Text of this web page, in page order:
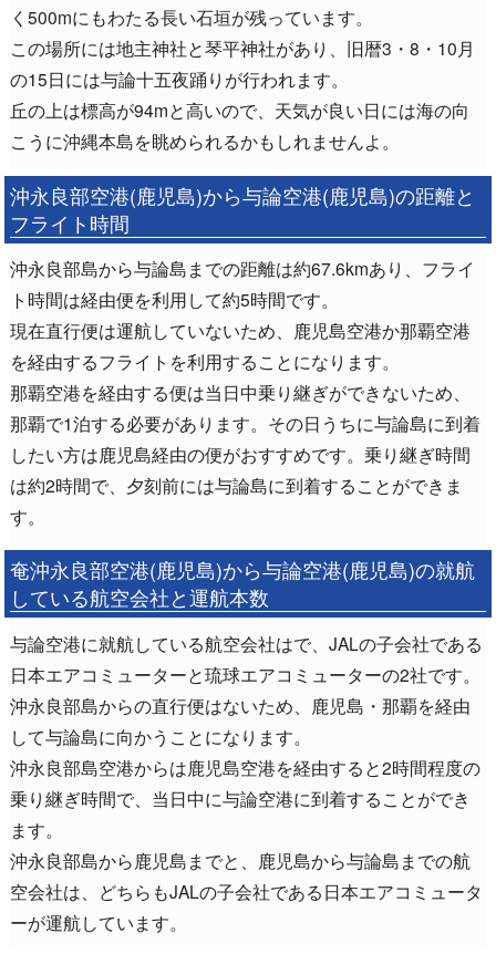
く500mにもわたる長い石垣が残っています。
この場所には地主神社と琴平神社があり、旧暦3・8・10月
の15日には与論十五夜踊りが行われます。
丘の上は標高が94mと高いので、天気が良い日には海の向
こうに沖縄本島を眺められるかもしれませんよ。
沖永良部空港(鹿児島)から与論空港(鹿児島)の距離と
フライト時間
沖永良部島から与論島までの距離は約67.6kmあり、フライ
ト時間は経由便を利用して約5時間です。
現在直行便は運航していないため、鹿児島空港か那覇空港
を経由するフライトを利用することになります。
那覇空港を経由する便は当日中乗り継ぎができないため、
那覇で1泊する必要があります。その日うちに与論島に到着
したい方は鹿児島経由の便がおすすめです。乗り継ぎ時間
は約2時間で、夕刻前には与論島に到着することができま
す。
奄沖永良部空港(鹿児島)から与論空港(鹿児島)の就航
している航空会社と運航本数
与論空港に就航している航空会社はで、JALの子会社である
日本エアコミューターと琉球エアコミューターの2社です。
沖永良部島からの直行便はないため、鹿児島・那覇を経由
して与論島に向かうことになります。
沖永良部島空港からは鹿児島空港を経由すると2時間程度の
乗り継ぎ時間で、当日中に与論空港に到着することができ
ます。
沖永良部島から鹿児島までと、鹿児島から与論島までの航
空会社は、どちらもJALの子会社である日本エアコミュータ
ーが運航しています。